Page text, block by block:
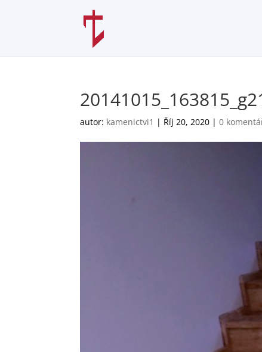
autor: kamenictvi1 | Říj 20, 2020 |0